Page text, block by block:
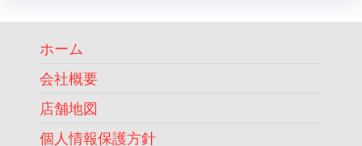
ホーム
会社概要
店舗地図
個人情報保護方針